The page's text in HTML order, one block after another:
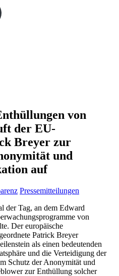
von
der EU-
Breyer zur
und
auf
Pressemitteilungen
der Tag, an dem Edward
von
Der europäische
Patrick Breyer
als einen bedeutenden
und die Verteidigung der
Schutz der Anonymität und
zur Enthüllung solcher